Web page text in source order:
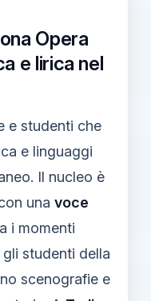
Opera
e lirica nel
e studenti che
e linguaggi
Il nucleo è
una voce
i momenti
studenti della
scenografie e